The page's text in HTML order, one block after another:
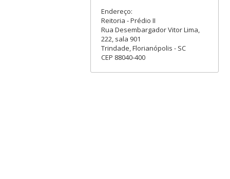
Endereço:
Reitoria - Prédio II
Rua Desembargador Vitor Lima,
222, sala 901
Trindade, Florianópolis - SC
CEP 88040-400